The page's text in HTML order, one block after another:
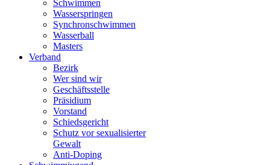
Schwimmen
Wasserspringen
Synchronschwimmen
Wasserball
Masters
Verband
Bezirk
Wer sind wir
Geschäftsstelle
Präsidium
Vorstand
Schiedsgericht
Schutz vor sexualisierter
Gewalt
Anti-Doping